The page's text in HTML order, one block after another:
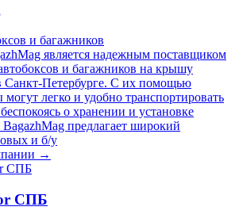
и багажников
является надежным поставщиком
и багажников на крышу
Санкт-Петербурге. С их помощью
могут легко и удобно транспортировать
о хранении и установке
BagazhMag предлагает широкий
и б/у
→
СПБ